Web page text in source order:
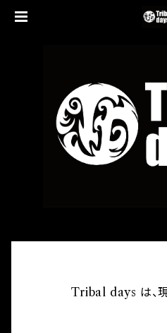
Tribal days は、